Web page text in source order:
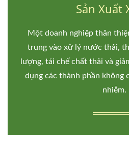
Sản Xuất
Một doanh nghiệp thân
trung vào xử lý nước thải,
lượng, tái chế chất thải và
dụng các thành phần không
nhiễm.